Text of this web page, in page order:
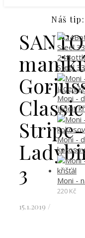
Stripe-
3
15.1.2019 /
Náš tip:
Steel
Moni -
jadeit
Moni -
Moni -
220 Kč